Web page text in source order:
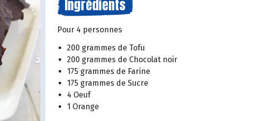
Ingrédients
Pour 4 personnes
200 grammes de Tofu
200 grammes de Chocolat noir
175 grammes de Farine
175 grammes de Sucre
4 Oeuf
1 Orange